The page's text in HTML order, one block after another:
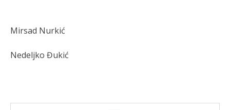
Mirsad Nurkić
Nedeljko Đukić